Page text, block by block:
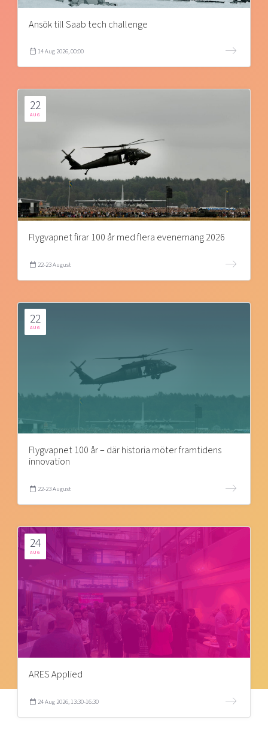
Ansök till Saab tech challenge
14 Aug 2026, 00:00
22
AUG
Flygvapnet firar 100 år med flera evenemang 2026
22-23 August
22
AUG
Flygvapnet 100 år – där historia möter framtidens
innovation
22-23 August
24
AUG
ARES Applied
24 Aug 2026, 13:30-16:30